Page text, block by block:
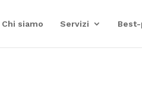
Chi siamo Servizi